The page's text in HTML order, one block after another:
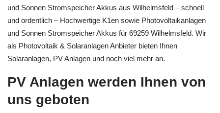
und Sonnen Stromspeicher Akkus aus Wilhelmsfeld – schnell
und ordentlich – Hochwertige K1en sowie Photovoltaikanlagen
und Sonnen Stromspeicher Akkus für 69259 Wilhelmsfeld. Wir
als Photovoltaik & Solaranlagen Anbieter bieten Ihnen
Solaranlagen, PV Anlagen und noch viel mehr an.
PV Anlagen werden Ihnen von
uns geboten